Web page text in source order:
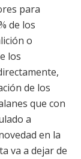
para
de los
o
los
de los
que con
a
en la
va a dejar de